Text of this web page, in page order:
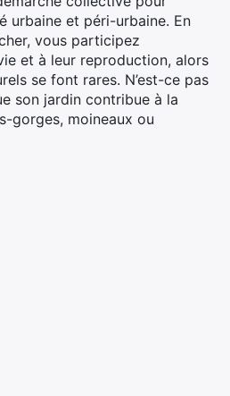
urbaine et péri-urbaine. En
vous participez
et à leur reproduction, alors
se font rares. N’est-ce pas
son jardin contribue à la
gorges, moineaux ou